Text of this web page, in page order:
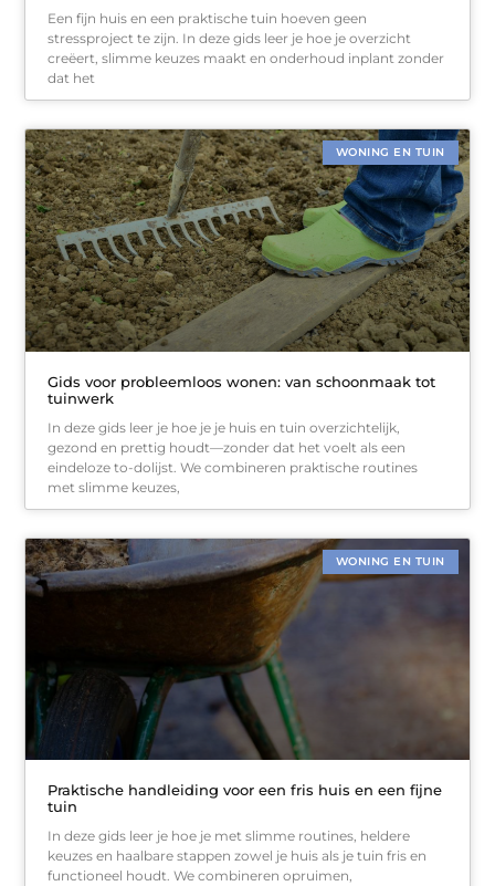
Een fijn huis en een praktische tuin hoeven geen
stressproject te zijn. In deze gids leer je hoe je overzicht
creëert, slimme keuzes maakt en onderhoud inplant zonder
dat het
WONING EN TUIN
Gids voor probleemloos wonen: van schoonmaak tot
tuinwerk
In deze gids leer je hoe je je huis en tuin overzichtelijk,
gezond en prettig houdt—zonder dat het voelt als een
eindeloze to-dolijst. We combineren praktische routines
met slimme keuzes,
WONING EN TUIN
Praktische handleiding voor een fris huis en een fijne
tuin
In deze gids leer je hoe je met slimme routines, heldere
keuzes en haalbare stappen zowel je huis als je tuin fris en
functioneel houdt. We combineren opruimen,